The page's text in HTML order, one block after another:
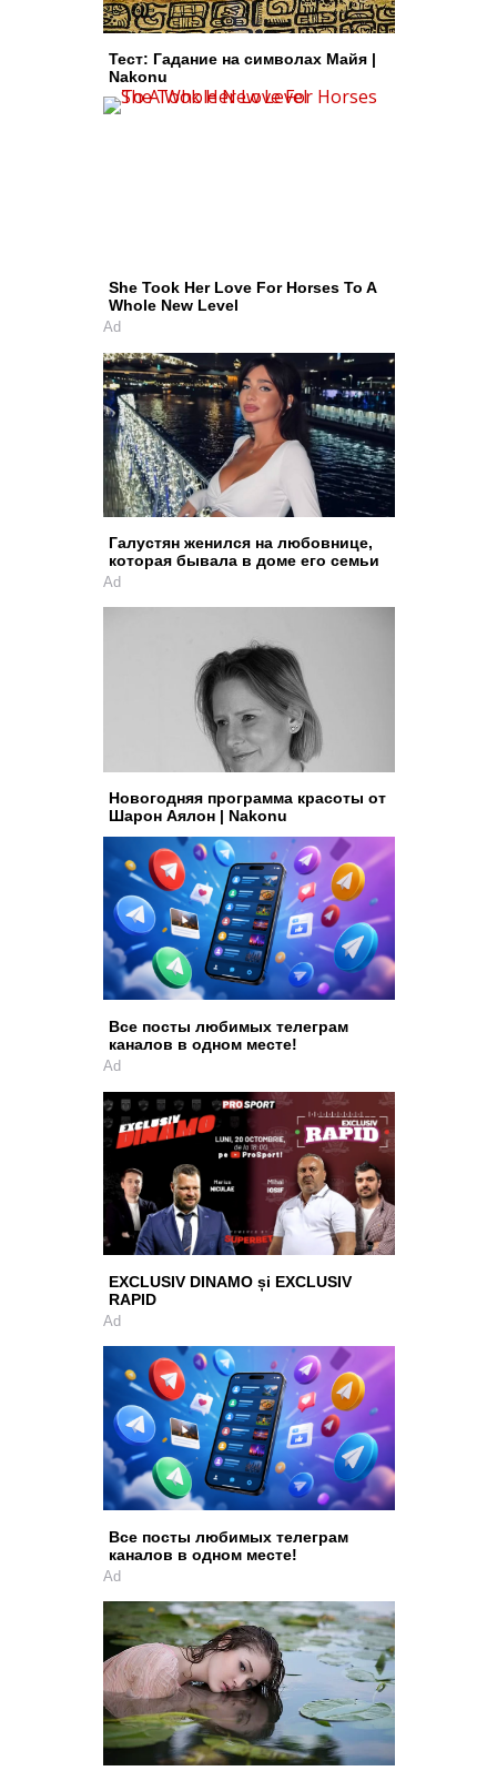
Тест: Гадание на символах Майя |
Nakonu
She Took Her Love For Horses To A
Whole New Level
Ad
Галустян женился на любовнице,
которая бывала в доме его семьи
Ad
Новогодняя программа красоты от
Шарон Аялон | Nakonu
Все посты любимых телеграм
каналов в одном месте!
Ad
EXCLUSIV DINAMO și EXCLUSIV
RAPID
Ad
Все посты любимых телеграм
каналов в одном месте!
Ad